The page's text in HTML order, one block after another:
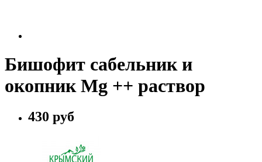
Бишофит сабельник и
окопник Mg ++ раствор
430 руб